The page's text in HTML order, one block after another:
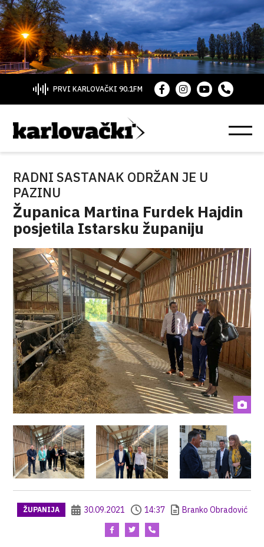
PRVI KARLOVAČKI 90.1FM
RADNI SASTANAK ODRŽAN JE U
PAZINU
Županica Martina Furdek Hajdin
posjetila Istarsku županiju
ŽUPANIJA 30.09.2021 14:37 Branko Obradović